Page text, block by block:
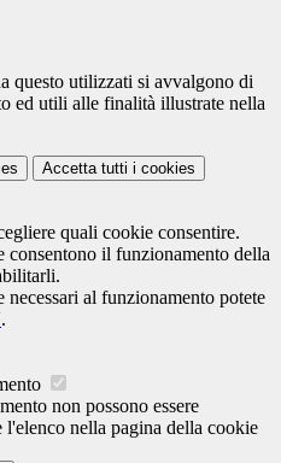
questo utilizzati si avvalgono di
ed utili alle finalità illustrate nella
Accetta tutti i cookies
quali cookie consentire.
consentono il funzionamento della
al funzionamento potete
.
non possono essere
nella pagina della cookie